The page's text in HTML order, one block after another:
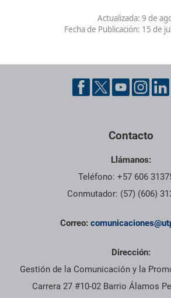
Actualizada: 9 de
Fecha de Publicación: 15 de
Contacto
Llámanos:
Teléfono: +57 606
Conmutador: (57) (606)
Correo:
Dirección:
Gestión de la Comunicación y la
Carrera 27 #10-02 Barrio Álamos